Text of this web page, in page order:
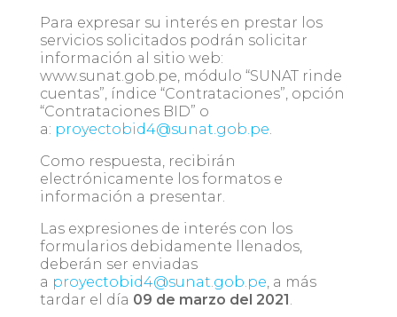
Para expresar su interés en prestar los
servicios solicitados podrán solicitar
información al sitio web:
www.sunat.gob.pe, módulo “SUNAT rinde
cuentas”, índice “Contrataciones”, opción
“Contrataciones BID” o
a: proyectobid4@sunat.gob.pe.
Como respuesta, recibirán
electrónicamente los formatos e
información a presentar.
Las expresiones de interés con los
formularios debidamente llenados,
deberán ser enviadas
a proyectobid4@sunat.gob.pe, a más
tardar el día 09 de marzo del 2021.